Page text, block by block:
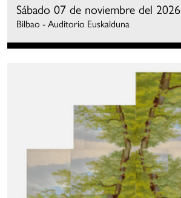
Sábado 07 de noviembre del 2026
Bilbao - Auditorio Euskalduna